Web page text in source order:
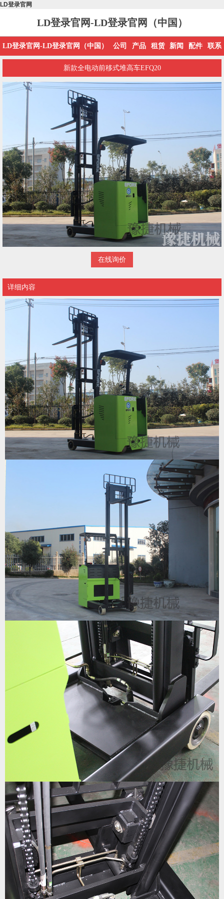
LD登录官网
LD登录官网-LD登录官网（中国）
LD登录官网-LD登录官网（中国） 公司 产品 租赁 新闻 配件 联系
新款全电动前移式堆高车EFQ20
在线询价
详细内容